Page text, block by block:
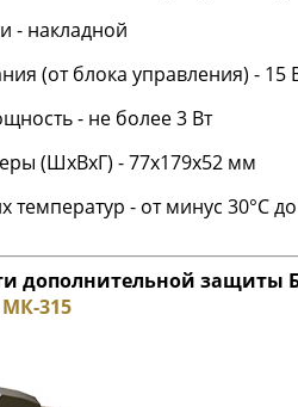
- накладной
(от блока управления) - 15
- не более 3 Вт
(ШхВхГ) - 77х179х52 мм
температур - от минус 30°С
дополнительной защиты
МК-315